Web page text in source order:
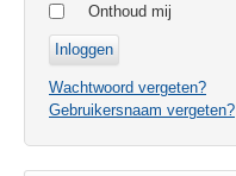
Onthoud mij
Wachtwoord vergeten?
Gebruikersnaam vergeten?